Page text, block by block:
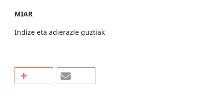
MIAR
Indize eta adierazle guztiak